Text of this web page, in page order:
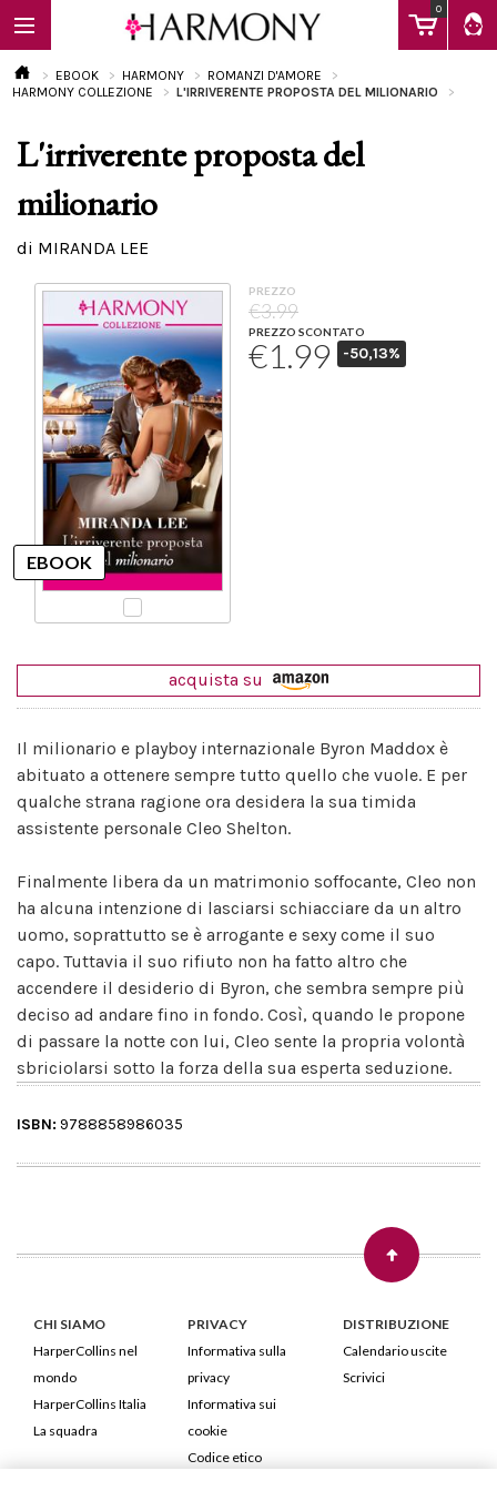
0
EBOOK
Calendario
EBOOK HARMONY
ROMANZI D'AMORE
HARMONY COLLEZIONE
L'IRRIVERENTE PROPOSTA DEL MILIONARIO
L'irriverente proposta del
milionario
di MIRANDA LEE
PREZZO
€3.99
PREZZO SCONTATO
€1.99 -50,13%
acquista su
Il milionario e playboy internazionale Byron Maddox è
abituato a ottenere sempre tutto quello che vuole. E per
qualche strana ragione ora desidera la sua timida
assistente personale Cleo Shelton.
Finalmente libera da un matrimonio soffocante, Cleo non
ha alcuna intenzione di lasciarsi schiacciare da un altro
uomo, soprattutto se è arrogante e sexy come il suo
capo. Tuttavia il suo rifiuto non ha fatto altro che
accendere il desiderio di Byron, che sembra sempre più
deciso ad andare fino in fondo. Così, quando le propone
di passare la notte con lui, Cleo sente la propria volontà
sbriciolarsi sotto la forza della sua esperta seduzione.
ISBN: 9788858986035
CHI SIAMO
HarperCollins nel
mondo
HarperCollins Italia
La squadra
PRIVACY
Informativa sulla
privacy
Informativa sui
cookie
Codice etico
DISTRIBUZIONE
Calendario uscite
Scrivici